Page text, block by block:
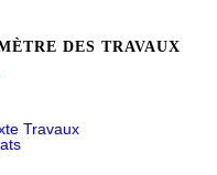
DES TRAVAUX
Travaux